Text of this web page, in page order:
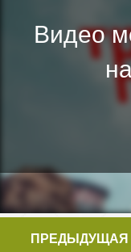
Видео
ПРЕДЫДУЩАЯ